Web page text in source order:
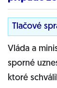
Tlačové
Vláda a
sporné
ktoré